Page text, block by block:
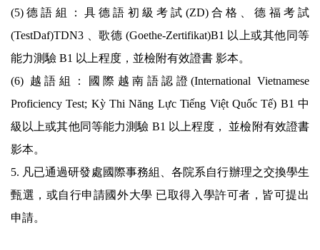
(5) 德 語 組 ： 具 德 語 初 級 考 試 (ZD) 合 格 、 德 福 考 試
(TestDaf)TDN3 、歌德 (Goethe-Zertifikat)B1 以上或其他同等
能力測驗 B1 以上程度，並檢附有效證書 影本。
(6) 越語組：國際越南語認證(International Vietnamese
Proficiency Test; Kỳ Thi Năng Lực Tiếng Việt Quốc Tế) B1 中
級以上或其他同等能力測驗 B1 以上程度， 並檢附有效證書
影本。
5. 凡已通過研發處國際事務組、各院系自行辦理之交換學生
甄選，或自行申請國外大學 已取得入學許可者，皆可提出
申請。